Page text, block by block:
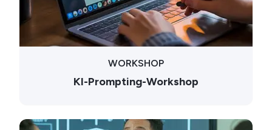
WORKSHOP
KI-Prompting-Workshop